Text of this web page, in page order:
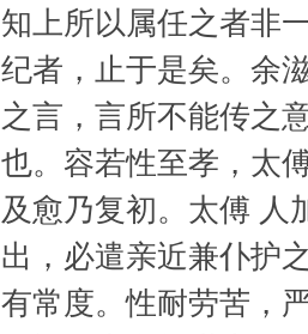
知上所以属任之者非
纪者，止于是矣。余
之言，言所不能传之
也。容若性至孝，太
及愈乃复初。太傅 人
出，必遣亲近兼仆护
有常度。性耐劳苦，